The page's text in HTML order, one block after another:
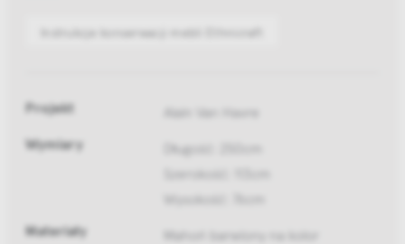
Instrukcje konserwacji mebli Ethnicraft
Projekt Alain Van Havre
Wymiary
Długość: 250cm
Szerokość: 113cm
Wysokość: 76cm
Materiały
Mahoń barwiony na kolor